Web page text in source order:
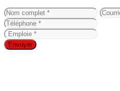
Envoyer